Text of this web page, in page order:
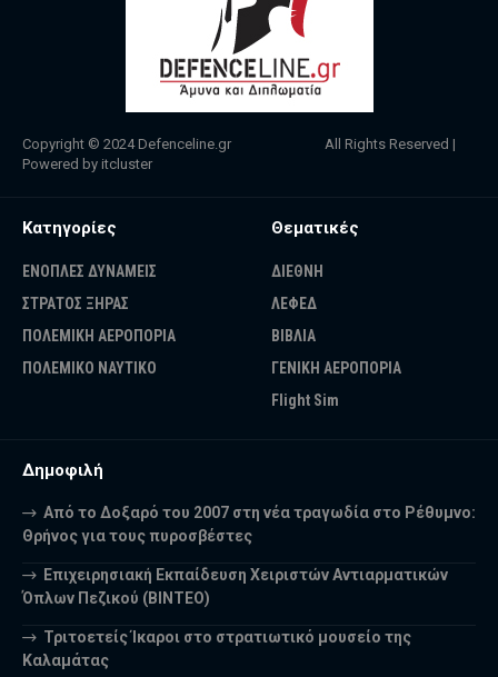
Copyright © 2024 Defenceline.gr All Rights Reserved |
Powered by itcluster
Κατηγορίες
ΕΝΟΠΛΕΣ ΔΥΝΑΜΕΙΣ
ΣΤΡΑΤΟΣ ΞΗΡΑΣ
ΠΟΛΕΜΙΚΗ ΑΕΡΟΠΟΡΙΑ
ΠΟΛΕΜΙΚΟ ΝΑΥΤΙΚΟ
Θεματικές
ΔΙΕΘΝΗ
ΛΕΦΕΔ
ΒΙΒΛΙΑ
ΓΕΝΙΚΗ ΑΕΡΟΠΟΡΙΑ
Flight Sim
Δημοφιλή
Από το Δοξαρό του 2007 στη νέα τραγωδία στο Ρέθυμνο:
Θρήνος για τους πυροσβέστες
Επιχειρησιακή Εκπαίδευση Χειριστών Αντιαρματικών
Όπλων Πεζικού (ΒΙΝΤΕΟ)
Τριτοετείς Ίκαροι στο στρατιωτικό μουσείο της
Καλαμάτας